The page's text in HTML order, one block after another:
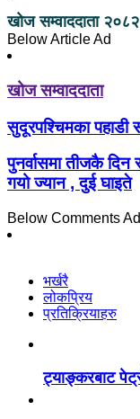
खोज सम्वाददाता
Below Article Ad
खोज सम्वाददाता
सुदूरपश्चिमका पहाडी
पुनर्वासमा तीजकै दिन
गयो ज्यान , दुई घाइते
Below Comments Ad
भर्खरै
लोकप्रिय
प्रतिक्रियाहरु
ट्याङ्करबाट